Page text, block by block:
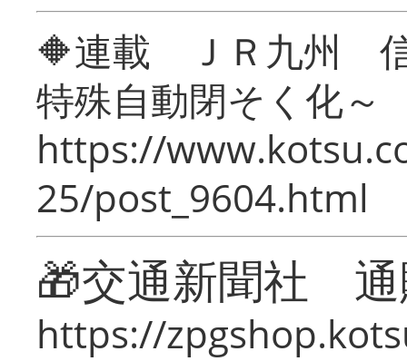
🔶連載 ＪＲ九州 信
特殊自動閉そく化～
https://
25/post_9604.html
🎁交通新聞社
https://